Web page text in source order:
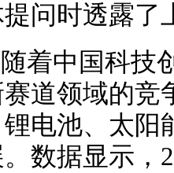
问时透露了
着中国科技
道领域的
电池、太
数据显示，